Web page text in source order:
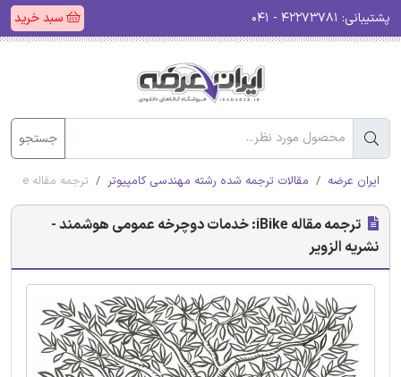
پشتیبانی: سبد خرید
جستجو
ایران عرضه مقالات ترجمه شده رشته مهندسی کامپیوتر ترجمه مقاله iBike: خدمات دوچرخه عمومی هوشمند - نشریه الزویر
ترجمه مقاله iBike: خدمات دوچرخه عمومی هوشمند -
نشریه الزویر